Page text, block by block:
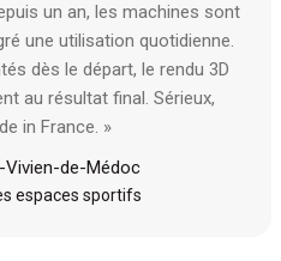
un an, les machines sont
une utilisation quotidienne.
dès le départ, le rendu 3D
au résultat final. Sérieux,
in France. »
Vivien-de-Médoc
espaces sportifs